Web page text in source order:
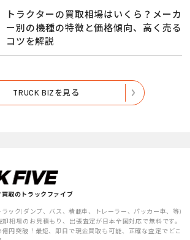
トラクターの買取相場はいくら？メーカ
ー別の機種の特徴と価格傾向、高く売る
コツを解説
TRUCK BIZを見る
取のトラックファイブ
ック(ダンプ、バス、積載車、トレーラー、パッカー車、等)
相場のお見積もり、出張査定が日本全国対応で無料です。
円突破！最短、即日で現金買取も可能、正確な査定でどこ